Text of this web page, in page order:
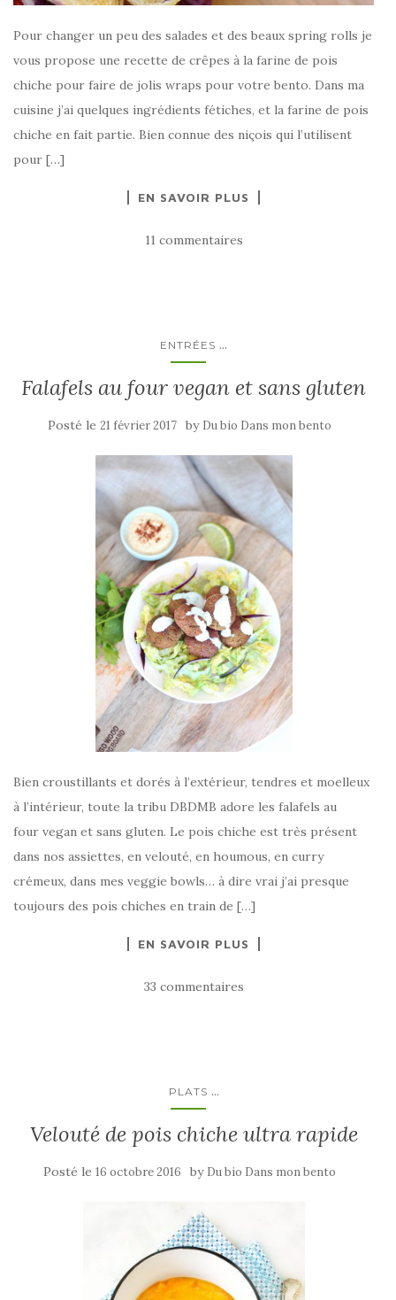
Pour changer un peu des salades et des beaux spring rolls je
vous propose une recette de crêpes à la farine de pois
chiche pour faire de jolis wraps pour votre bento. Dans ma
cuisine j’ai quelques ingrédients fétiches, et la farine de pois
chiche en fait partie. Bien connue des niçois qui l’utilisent
pour […]
EN SAVOIR PLUS
11 commentaires
ENTRÉES ...
Falafels au four vegan et sans gluten
Posté le 21 février 2017 by Du bio Dans mon bento
Bien croustillants et dorés à l’extérieur, tendres et moelleux
à l’intérieur, toute la tribu DBDMB adore les falafels au
four vegan et sans gluten. Le pois chiche est très présent
dans nos assiettes, en velouté, en houmous, en curry
crémeux, dans mes veggie bowls… à dire vrai j’ai presque
toujours des pois chiches en train de […]
EN SAVOIR PLUS
33 commentaires
PLATS ...
Velouté de pois chiche ultra rapide
Posté le 16 octobre 2016 by Du bio Dans mon bento